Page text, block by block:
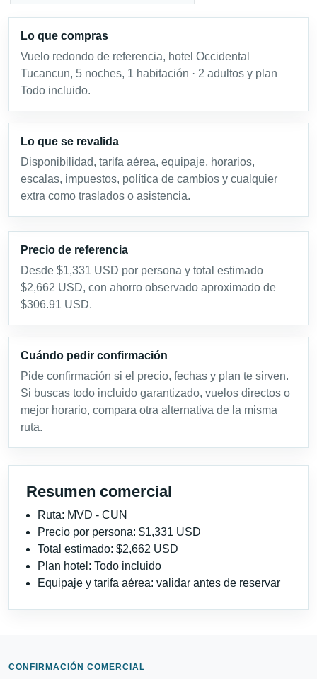
Lo que compras
Vuelo redondo de referencia, hotel Occidental
Tucancun, 5 noches, 1 habitación · 2 adultos y plan
Todo incluido.
Lo que se revalida
Disponibilidad, tarifa aérea, equipaje, horarios,
escalas, impuestos, política de cambios y cualquier
extra como traslados o asistencia.
Precio de referencia
Desde $1,331 USD por persona y total estimado
$2,662 USD, con ahorro observado aproximado de
$306.91 USD.
Cuándo pedir confirmación
Pide confirmación si el precio, fechas y plan te sirven.
Si buscas todo incluido garantizado, vuelos directos o
mejor horario, compara otra alternativa de la misma
ruta.
Resumen comercial
Ruta: MVD - CUN
Precio por persona: $1,331 USD
Total estimado: $2,662 USD
Plan hotel: Todo incluido
Equipaje y tarifa aérea: validar antes de reservar
CONFIRMACIÓN COMERCIAL